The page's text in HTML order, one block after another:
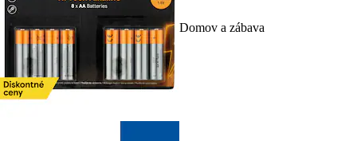
Domov a zábava